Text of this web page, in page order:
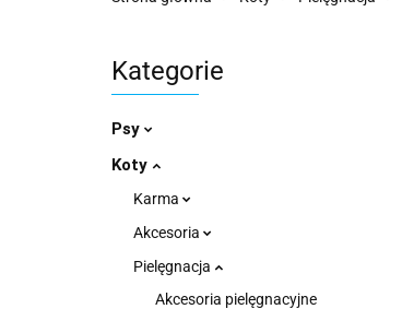
Kategorie
Psy
Koty
Karma
Akcesoria
Pielęgnacja
Akcesoria pielęgnacyjne